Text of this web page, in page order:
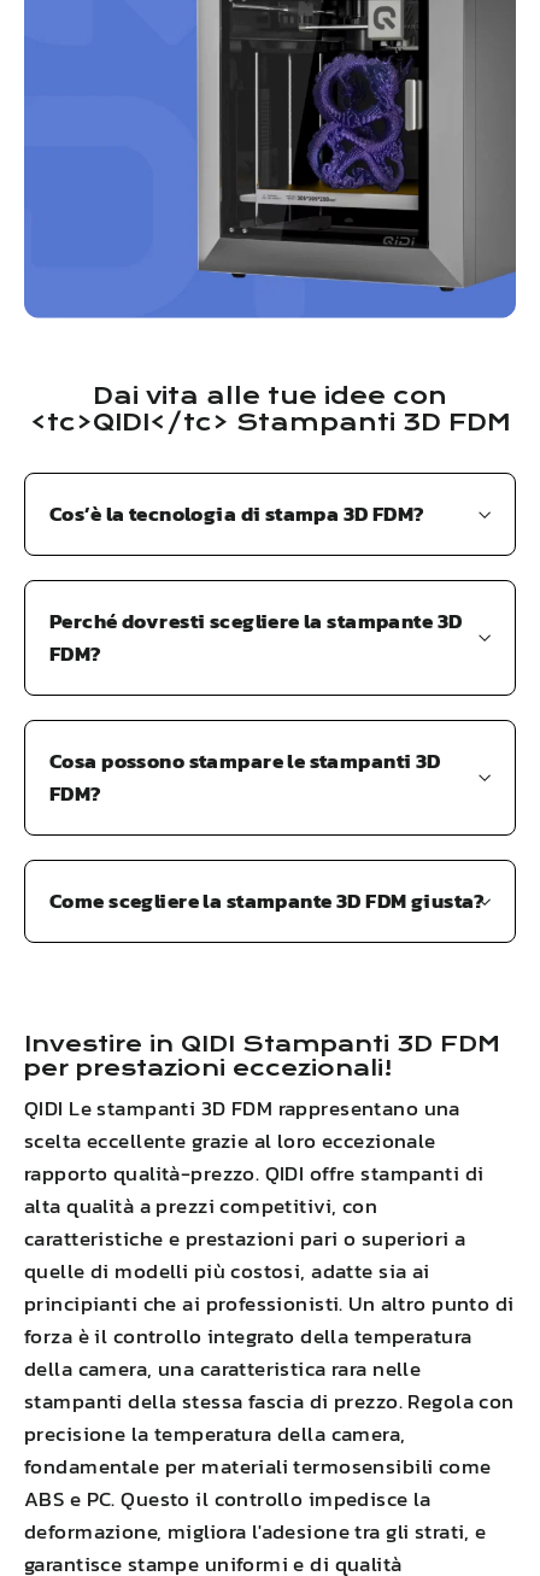
Dai vita alle tue idee con
<tc>QIDI</tc> Stampanti 3D FDM
Cos’è la tecnologia di stampa 3D FDM?
Perché dovresti scegliere la stampante 3D
FDM?
Cosa possono stampare le stampanti 3D
FDM?
Come scegliere la stampante 3D FDM giusta?
Investire in QIDI Stampanti 3D FDM
per prestazioni eccezionali!
QIDI Le stampanti 3D FDM rappresentano una
scelta eccellente grazie al loro eccezionale
rapporto qualità-prezzo.QIDI offre stampanti di
alta qualità a prezzi competitivi, con
caratteristiche e prestazioni pari o superiori a
quelle di modelli più costosi, adatte sia ai
principianti che ai professionisti. Un altro punto di
forza è il controllo integrato della temperatura
della camera, una caratteristica rara nelle
stampanti della stessa fascia di prezzo. Regola con
precisione la temperatura della camera,
fondamentale per materiali termosensibili come
ABSe PC. Questoil controllo impedisce la
deformazione, migliora l'adesione tra gli strati, e
garantisce stampe uniformi e di qualità